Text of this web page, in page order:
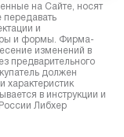
на Сайте, носят
передавать
и
и формы. Фирма-
изменений в
предварительного
должен
характеристик
в инструкции и
Либхер